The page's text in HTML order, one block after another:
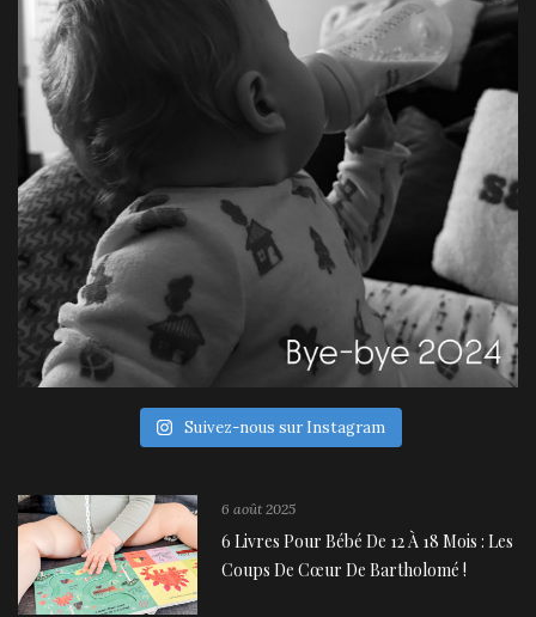
Suivez-nous sur Instagram
6 août 2025
6 Livres Pour Bébé De 12 À 18 Mois : Les
Coups De Cœur De Bartholomé !